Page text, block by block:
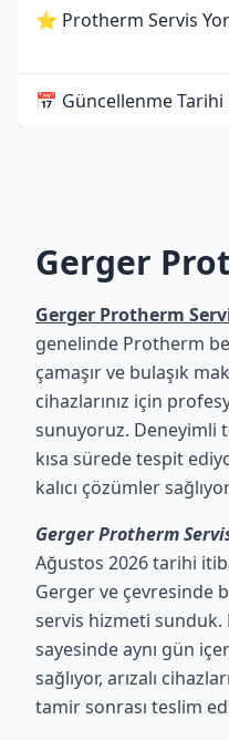
⭐ Protherm Servis
📅 Güncellenme Tarihi
Gerger
Gerger Protherm
genelinde Protherm
çamaşır ve bulaşık
cihazlarınız için
sunuyoruz. Deneyimli
kısa sürede tespit
kalıcı çözümler
Gerger Protherm
Ağustos 2026 tarihi
Gerger ve çevresinde
servis hizmeti sunduk.
sayesinde aynı gün
sağlıyor, arızalı
tamir sonrası teslim